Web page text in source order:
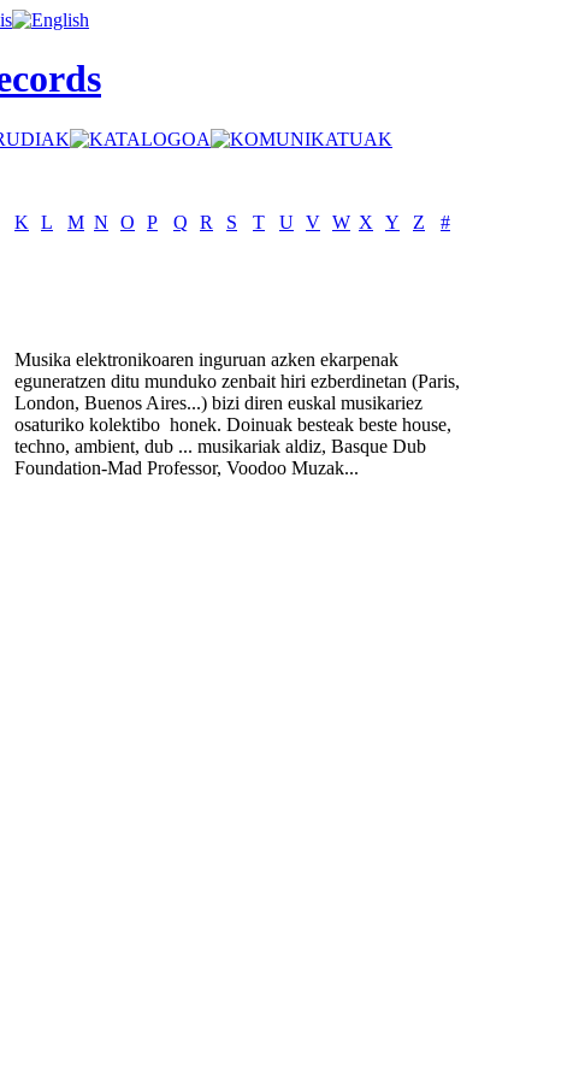
K L M N O P Q R S T U V W X Y Z #
Musika elektronikoaren inguruan azken ekarpenak
eguneratzen ditu munduko zenbait hiri ezberdinetan (Paris,
London, Buenos Aires...) bizi diren euskal musikariez
osaturiko kolektibo honek. Doinuak besteak beste house,
techno, ambient, dub ... musikariak aldiz, Basque Dub
Foundation-Mad Professor, Voodoo Muzak...